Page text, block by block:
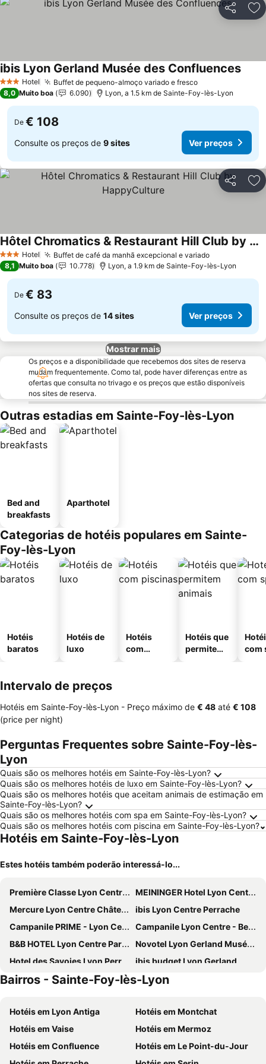
Partilhar
3 EstrelasHotel Buffet de pequeno-almoço variado e frescoVer preços
ibis Lyon Gerland Musée des ConfluencesVer
8,0 Muito boa 6.090 Lyon, a 1.5 km de Sainte-Foy-lès-Lyon
De € 108
Consulte os preços de 9 sites Ver preços
Partilhar
3 EstrelasHotel Buffet de café da manhã excepcional e variadoVer preços
Hôtel Chromatics & Restaurant Hill Club by HappyCulture
Ver preços
8,1 Muito boa 10.778 Lyon, a 1.9 km de Sainte-Foy-lès-Lyon
De € 83
Consulte os preços de 14 sites Ver preços
Mostrar mais
Os preços e a disponibilidade que recebemos dos sites de reserva
mudam frequentemente. Como tal, pode haver diferenças entre as
ofertas que consulta no trivago e os preços que estão disponíveis
nos sites de reserva.
Outras estadias em Sainte-Foy-lès-Lyon
Bed and
breakfasts
Aparthotel
Categorias de hotéis populares em Sainte-
Foy-lès-Lyon
Hotéis
baratos
Hotéis de
luxo
Hotéis
com
Hotéis que
permitem
com
Intervalo de preços
Hotéis em Sainte-Foy-lès-Lyon - Preço máximo de ‎€ 48 até ‎€ 108
(price per night)
Perguntas Frequentes sobre Sainte-Foy-lès-
Lyon
Quais são os melhores hotéis em Sainte-Foy-lès-Lyon?
Quais são os melhores hotéis de luxo em Sainte-Foy-lès-Lyon?
Quais são os melhores hotéis que aceitam animais de estimação em
Sainte-Foy-lès-Lyon?
Quais são os melhores hotéis com spa em Sainte-Foy-lès-Lyon?
Quais são os melhores hotéis com piscina em Sainte-Foy-lès-Lyon?
Hotéis em Sainte-Foy-lès-Lyon
Estes hotéis também poderão interessá-lo...
Première Classe Lyon Centre Gare Part Dieu
MEININGER Hotel Lyon Centre Berthelot
Mercure Lyon Centre Château Perrache
ibis Lyon Centre Perrache
Campanile PRIME - Lyon Centre Gare Part Dieu
Campanile Lyon Centre - Berges du Rhône
B&B HOTEL Lyon Centre Part-Dieu Gambetta
Novotel Lyon Gerland Musée des Confluences
Hotel des Savoies Lyon Perrache
ibis budget Lyon Gerland
Campanile PRIME - Lyon Centre - Gare Perrache
ibis budget Lyon Confluence
Hôtel Mercure Lyon Centre Plaza République
Pilo Lyon
Hôtel Mercure Lyon Centre Beaux Arts
Lyon Marriott Hotel Cité Internationale
ibis Lyon Gerland Musée des Confluences
Hôtel des Remparts
Bairros - Sainte-Foy-lès-Lyon
Hotéis em Lyon Antiga
Hotéis em Montchat
Hotéis em Vaise
Hotéis em Mermoz
Hotéis em Confluence
Hotéis em Le Point-du-Jour